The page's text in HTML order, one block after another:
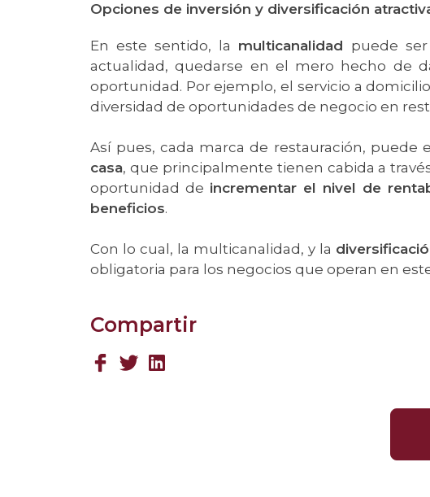
Opciones de inversión y diversificación
En este sentido, la multicanalidad puede
actualidad, quedarse en el mero hecho de
oportunidad. Por ejemplo, el servicio a
diversidad de oportunidades de negocio en
Así pues, cada marca de restauración, puede
casa, que principalmente tienen cabida a
oportunidad de incrementar el nivel de
beneficios.
Con lo cual, la multicanalidad, y la
obligatoria para los negocios que operan en
Compartir